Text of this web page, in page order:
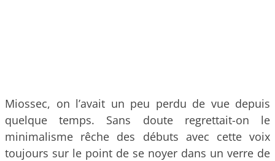
Miossec, on l’avait un peu perdu de vue depuis
quelque temps. Sans doute regrettait-on le
minimalisme rêche des débuts avec cette voix
toujours sur le point de se noyer dans un verre de